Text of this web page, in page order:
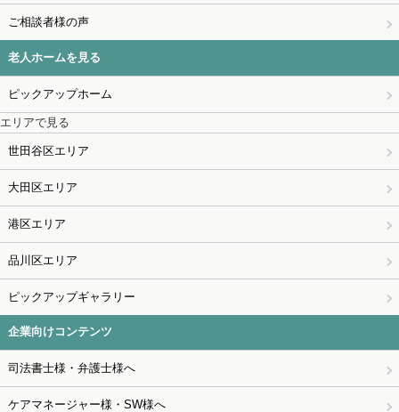
ご相談者様の声
老人ホームを見る
ピックアップホーム
エリアで見る
世田谷区エリア
大田区エリア
港区エリア
品川区エリア
ピックアップギャラリー
企業向けコンテンツ
司法書士様・弁護士様へ
ケアマネージャー様・SW様へ